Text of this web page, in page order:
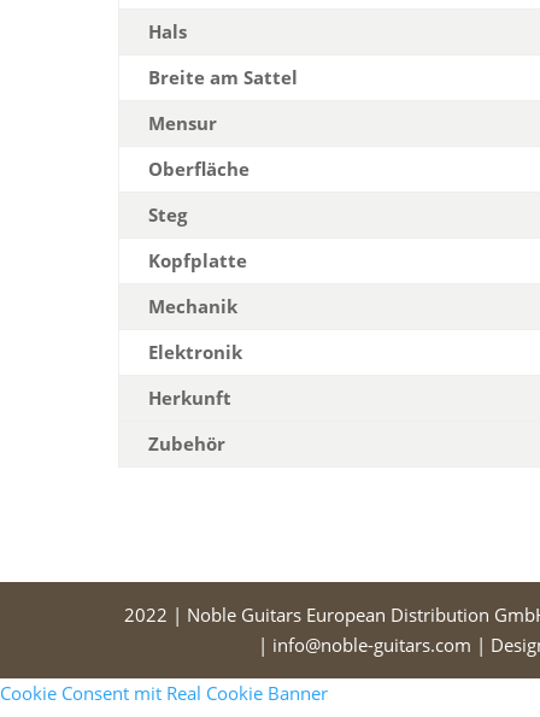
Hals
Breite am Sattel
Mensur
Oberfläche
Steg
Kopfplatte
Mechanik
Elektronik
Herkunft
Zubehör
2022 | Noble Guitars European Distribution
| info@noble-guitars.com |
Cookie Consent mit Real Cookie Banner